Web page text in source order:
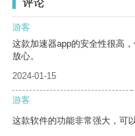
评论
游客
这款加速器app的安全性很高
放心。
2024-01-15
游客
这款软件的功能非常强大，可